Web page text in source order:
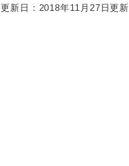
更新日：2018年11月27日更新